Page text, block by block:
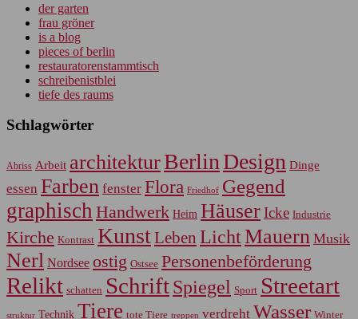
der garten
frau gröner
is a blog
pieces of berlin
restauratorenstammtisch
schreibenistblei
tiefe des raums
Schlagwörter
Abriss Arbeit architekturBerlin Design Dinge
essen Farben fenster Flora Friedhof Gegend
graphisch Handwerk Heim HäuserIcke Industrie
Kirche Kontrast KunstLeben LichtMauern Musik
Nerl Nordsee ostig Ostsee Personenbeförderung
Relikt schatten SchriftSpiegel Sport Streetart
struktur Technik Tiere tote Tiere treppen verdreht Wasser Winter